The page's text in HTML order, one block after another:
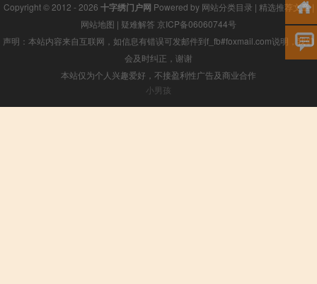
Copyright © 2012 - 2026 十字绣门户网 Powered by 网站分类目录 | 精选推荐文章|
网站地图 | 疑难解答 京ICP备06060744号
声明：本站内容来自互联网，如信息有错误可发邮件到f_fb#foxmail.com说明，我们
会及时纠正，谢谢
本站仅为个人兴趣爱好，不接盈利性广告及商业合作
小男孩